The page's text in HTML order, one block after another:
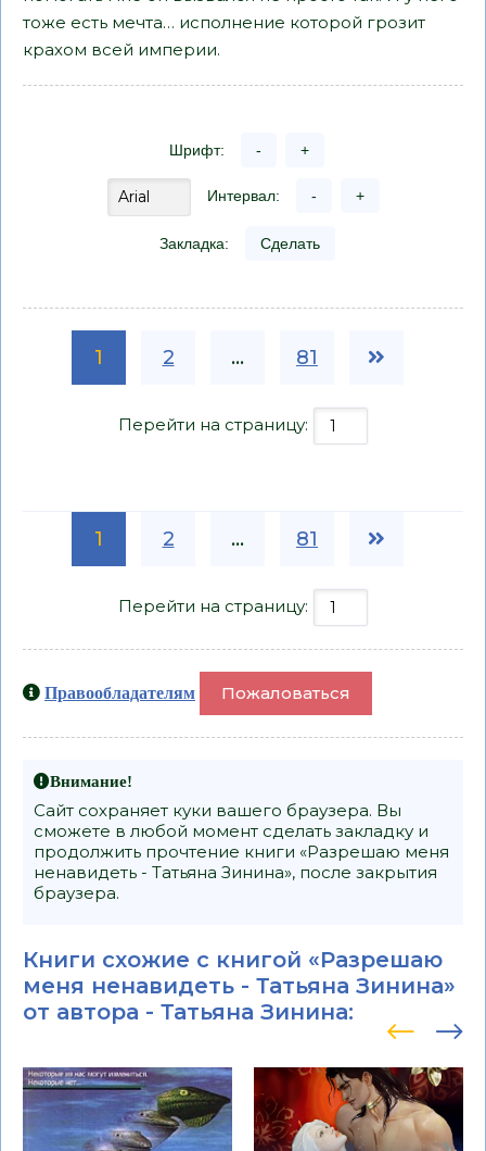
тоже есть мечта… исполнение которой грозит
крахом всей империи.
Шрифт: - +
Интервал: - +
Закладка: Сделать
1 2 ... 81
Перейти на страницу:
1 2 ... 81
Перейти на страницу:
Правообладателям Пожаловаться
Внимание!
Сайт сохраняет куки вашего браузера. Вы
сможете в любой момент сделать закладку и
продолжить прочтение книги «Разрешаю меня
ненавидеть - Татьяна Зинина», после закрытия
браузера.
Книги схожие с книгой «Разрешаю
меня ненавидеть - Татьяна Зинина»
от автора - Татьяна Зинина: